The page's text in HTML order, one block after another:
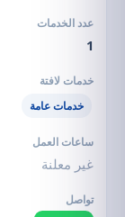
1
خدمات عامة
غير معلنة